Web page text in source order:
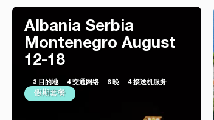
Albania Serbia
Montenegro August
12-18
3 目的地 4 交通网络 6 晚 4 接送机服务
假期套餐